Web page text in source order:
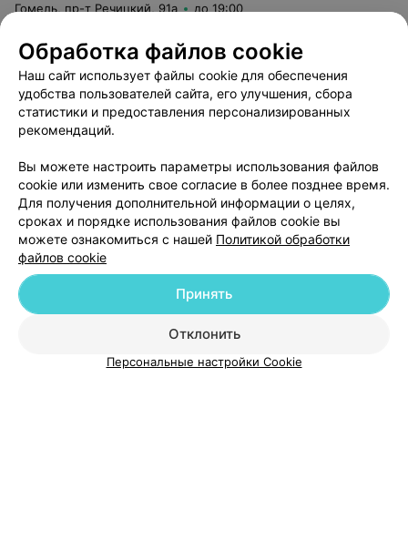
Гомель, пр-т Речицкий, 91а до 19:00
Окраска бровей
Цена по запросу
Добавить компанию
Обработка файлов cookie
Наш сайт использует файлы cookie для обеспечения
удобства пользователей сайта, его улучшения, сбора
статистики и предоставления персонализированных
рекомендаций.
Вы можете настроить параметры использования файлов
cookie или изменить свое согласие в более позднее время.
Для получения дополнительной информации о целях,
сроках и порядке использования файлов cookie вы
можете ознакомиться с нашей Политикой обработки
файлов cookie
Отклонить
Принять
Персональные настройки Cookie